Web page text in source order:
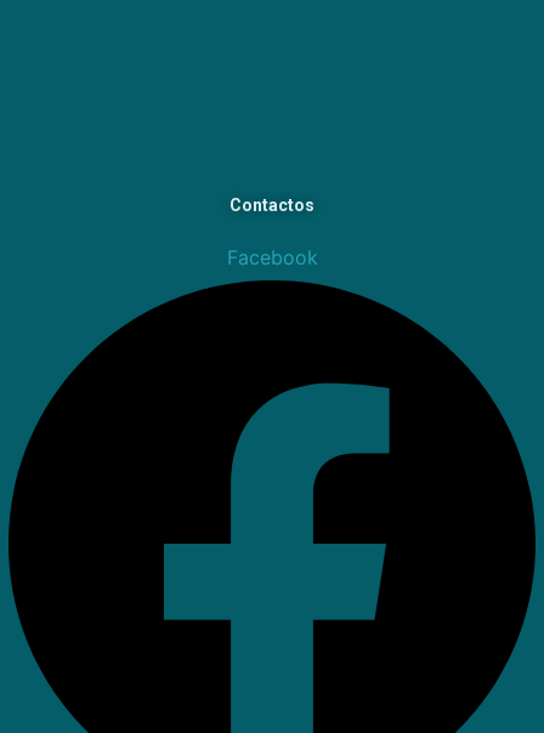
Contactos
Facebook